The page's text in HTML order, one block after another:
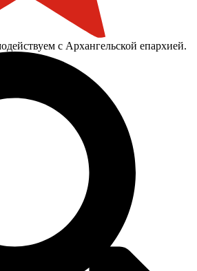
с Архангельской епархией.